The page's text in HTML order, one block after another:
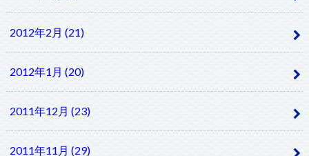
2012年2月 (21)
2012年1月 (20)
2011年12月 (23)
2011年11月 (29)